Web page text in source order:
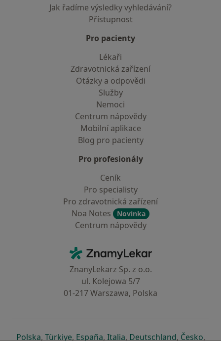
Jak řadíme výsledky vyhledávání?
Přístupnost
Pro pacienty
Lékaři
Zdravotnická zařízení
Otázky a odpovědi
Služby
Nemoci
Centrum nápovědy
Mobilní aplikace
Blog pro pacienty
Pro profesionály
Ceník
Pro specialisty
Pro zdravotnická zařízení
Noa Notes
Novinka
Centrum nápovědy
ZnamyLekar - Hlavní stránka
ZnanyLekarz Sp. z o.o.
ul. Kolejowa 5/7
01-217 Warszawa, Polska
Polskase otevře v nové záložce
, Türkiyese otevře v nové záložce
, Españase otevře v nové záložce
, Italiase otevře v nové záložce
, Deutschlandse otevře v
, Českose
,